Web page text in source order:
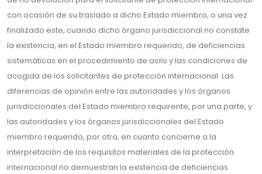
con ocasión de su traslado a dicho Estado miembro, o una vez
finalizado este, cuando dicho órgano jurisdiccional no constate
la existencia, en el Estado miembro requerido, de deficiencias
sistemáticas en el procedimiento de asilo y las condiciones de
acogida de los solicitantes de protección internacional. Las
diferencias de opinión entre las autoridades y los órganos
jurisdiccionales del Estado miembro requirente, por una parte, y
las autoridades y los órganos jurisdiccionales del Estado
miembro requerido, por otra, en cuanto concierne a la
interpretación de los requisitos materiales de la protección
internacional no demuestran la existencia de deficiencias